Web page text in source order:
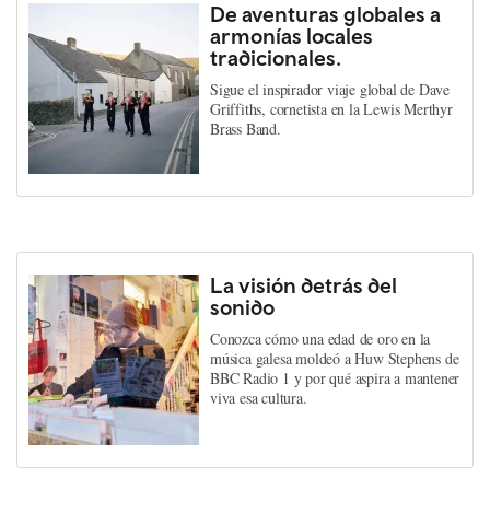
De aventuras globales a
armonías locales
tradicionales.
Sigue el inspirador viaje global de Dave
Griffiths, cornetista en la Lewis Merthyr
Brass Band.
La visión detrás del
sonido
Conozca cómo una edad de oro en la
música galesa moldeó a Huw Stephens de
BBC Radio 1 y por qué aspira a mantener
viva esa cultura.